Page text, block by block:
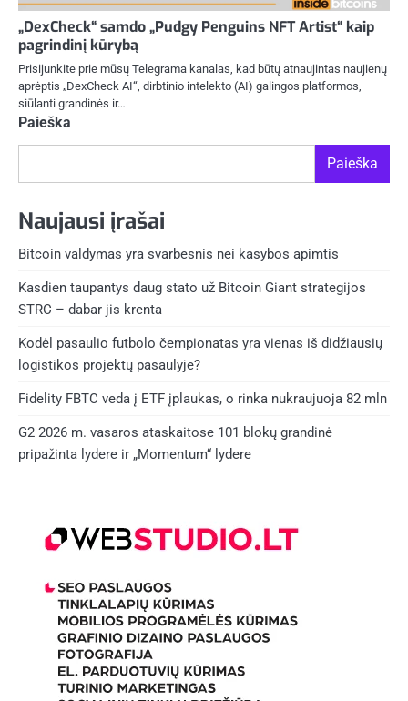
„DexCheck“ samdo „Pudgy Penguins NFT Artist“ kaip
pagrindinį kūrybą
Prisijunkite prie mūsų Telegrama kanalas, kad būtų atnaujintas naujienų
aprėptis „DexCheck AI“, dirbtinio intelekto (AI) galingos platformos,
siūlanti grandinės ir…
Paieška
Paieška
Naujausi įrašai
Bitcoin valdymas yra svarbesnis nei kasybos apimtis
Kasdien taupantys daug stato už Bitcoin Giant strategijos
STRC – dabar jis krenta
Kodėl pasaulio futbolo čempionatas yra vienas iš didžiausių
logistikos projektų pasaulyje?
Fidelity FBTC veda į ETF įplaukas, o rinka nukraujuoja 82 mln
G2 2026 m. vasaros ataskaitose 101 blokų grandinė
pripažinta lydere ir „Momentum“ lydere